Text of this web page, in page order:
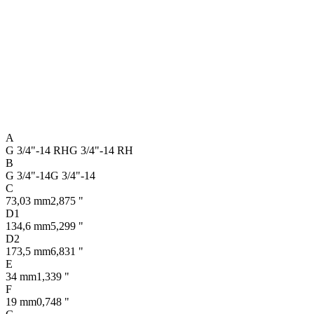
A
G 3/4"-14 RHG 3/4"-14 RH
B
G 3/4"-14G 3/4"-14
C
73,03 mm2,875 "
D1
134,6 mm5,299 "
D2
173,5 mm6,831 "
E
34 mm1,339 "
F
19 mm0,748 "